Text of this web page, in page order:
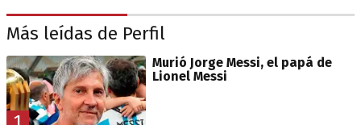
Más leídas de Perfil
Murió Jorge Messi, el papá de
Lionel Messi